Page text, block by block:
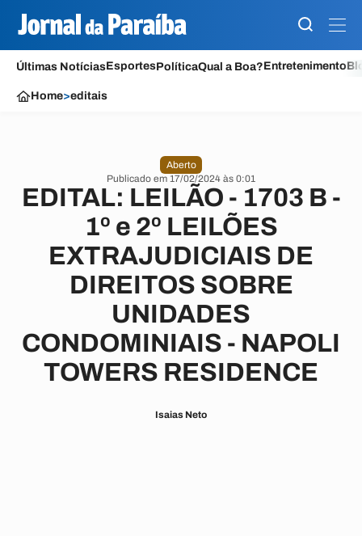
Últimas NotíciasEsportesPolíticaQual a Boa?Entretenimento
Home>editais
Aberto
Publicado em 17/02/2024 às 0:01
EDITAL: LEILÃO - 1703 B -
1º e 2º LEILÕES
EXTRAJUDICIAIS DE
DIREITOS SOBRE
UNIDADES
CONDOMINIAIS - NAPOLI
TOWERS RESIDENCE
Isaias Neto